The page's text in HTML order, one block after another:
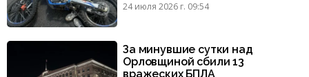
24 июля 2026 г. 09:54
За минувшие сутки над
Орловщиной сбили 13
вражеских БПЛА